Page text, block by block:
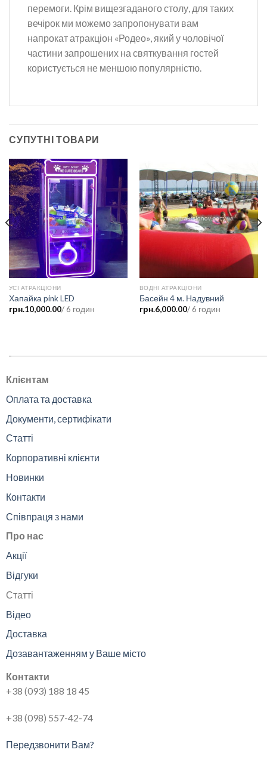
перемоги. Крім вищезгаданого столу, для таких
вечірок ми можемо запропонувати вам
напрокат атракціон «Родео», який у чоловічої
частини запрошених на святкування гостей
користується не меншою популярністю.
СУПУТНІ ТОВАРИ
УСІ АТРАКЦІОНИ
Хапайка pink LED
грн.10,000.00/ 6 годин
ВОДНІ АТРАКЦІОНИ
Басейн 4 м. Надувний
грн.6,000.00/ 6 годин
Клієнтам
Оплата та доставка
Документи, сертифікати
Статті
Корпоративні клієнти
Новинки
Контакти
Співпраця з нами
Про нас
Акції
Відгуки
Статті
Відео
Доставка
Дозавантаженням у Ваше місто
Контакти
+38 (093) 188 18 45
+38 (098) 557-42-74
Передзвонити Вам?